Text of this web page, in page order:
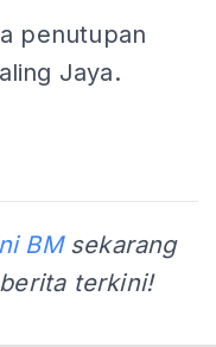
penutupan
Jaya.
BMsekarang
terkini!